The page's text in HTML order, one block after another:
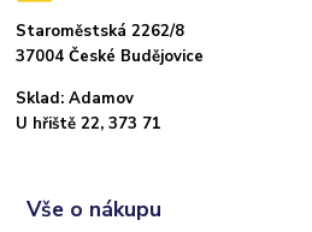
Staroměstská 2262/8
37004 České Budějovice
Sklad: Adamov
U hřiště 22, 373 71
Vše o nákupu